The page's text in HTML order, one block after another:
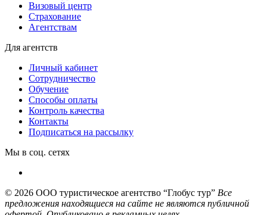
Визовый центр
Страхование
Агентствам
Для агентств
Личный кабинет
Сотрудничество
Обучение
Способы оплаты
Контроль качества
Контакты
Подписаться на рассылку
Мы в соц. сетях
© 2026 ООО туристическое агентство “Глобус тур” Все
предложения находящиеся на сайте не являются публичной